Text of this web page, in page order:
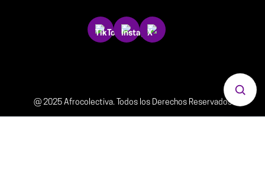
@ 2025 Afrocolectiva. Todos los Derechos Reservados
Abrir